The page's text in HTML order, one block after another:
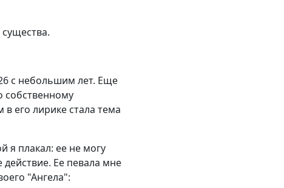
с небольшим лет. Еще
собственному
его лирике стала тема
я плакал: ее не могу
Ее певала мне
"Ангела":